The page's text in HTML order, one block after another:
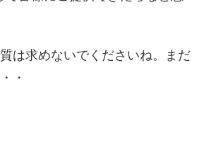
は求めないでくださいね。まだ
・